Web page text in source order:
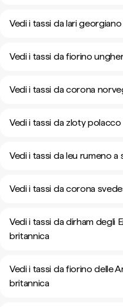
Vedi i tassi da lari
Vedi i tassi da fiorino
Vedi i tassi da corona
Vedi i tassi da zloty
Vedi i tassi da leu rumeno a
Vedi i tassi da corona
Vedi i tassi da dirham degli
britannica
Vedi i tassi da fiorino delle
britannica